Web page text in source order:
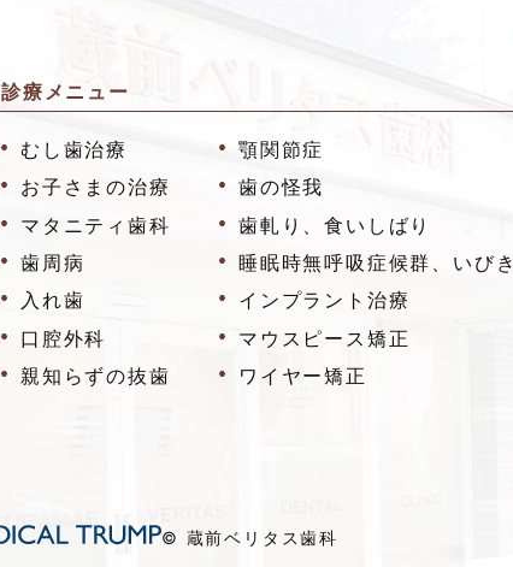
診療メニュー
むし歯治療
お子さまの治療
マタニティ歯科
歯周病
入れ歯
口腔外科
親知らずの抜歯
顎関節症
歯の怪我
歯軋り、食いしばり
睡眠時無呼吸症候群、いびき
インプラント治療
マウスピース矯正
ワイヤー矯正
© 蔵前ベリタス歯科